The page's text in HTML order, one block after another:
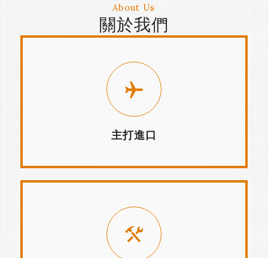
About Us
關於我們
主打進口